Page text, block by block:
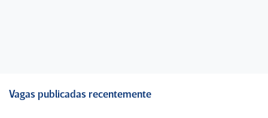
Vagas publicadas recentemente